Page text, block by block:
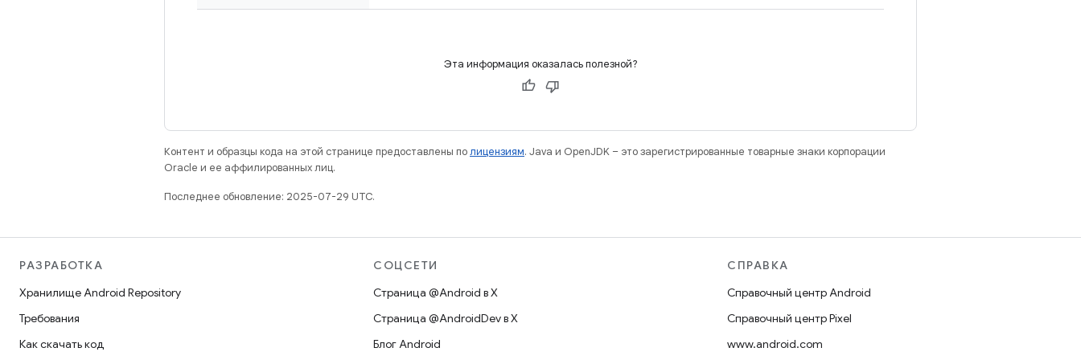
Эта информация оказалась полезной?
Контент и образцы кода на этой странице предоставлены полицензиям. Java и OpenJDK – это зарегистрированные товарные знаки корпорации
Oracle и ее аффилированных лиц.
Последнее обновление: 2025-07-29 UTC.
РАЗРАБОТКА
Хранилище Android Repository
Требования
Как скачать код
СОЦСЕТИ
Страница @Android в X
Страница @AndroidDev в X
Блог Android
СПРАВКА
Справочный центр Android
Справочный центр Pixel
www.android.com